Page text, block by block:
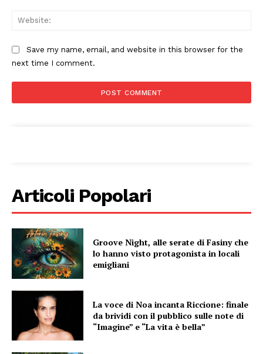
Menu
AREEINTERNE
Canale TV 70/80/90
CONTENUTI
ECONOMIA
Esclusive
SPORT
Save my name, email, and website in this browser for the
next time I comment.
Articoli Popolari
Groove Night, alle serate di Fasiny che
lo hanno visto protagonista in locali
emigliani
La voce di Noa incanta Riccione: finale
da brividi con il pubblico sulle note di
“Imagine” e “La vita è bella”